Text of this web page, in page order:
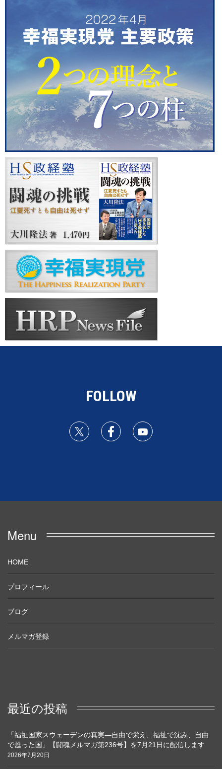
FOLLOW
Menu
HOME
プロフィール
ブログ
メルマガ登録
最近の投稿
「福祉国家スウェーデンの真実―自由で栄え、福祉で沈み、自由
で甦った国」【闘魂メルマガ第236号】を7月21日に配信します
2026年7月20日